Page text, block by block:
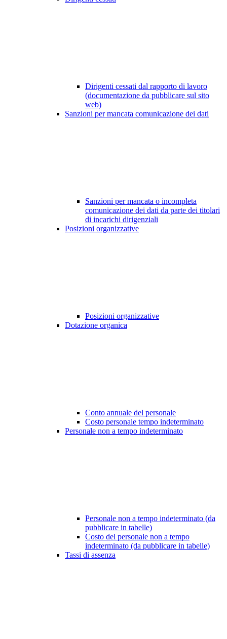
Dirigenti cessati dal rapporto di lavoro
(documentazione da pubblicare sul sito
web)
Sanzioni per mancata comunicazione dei dati
Sanzioni per mancata o incompleta
comunicazione dei dati da parte dei titolari
di incarichi dirigenziali
Posizioni organizzative
Posizioni organizzative
Dotazione organica
Conto annuale del personale
Costo personale tempo indeterminato
Personale non a tempo indeterminato
Personale non a tempo indeterminato (da
pubblicare in tabelle)
Costo del personale non a tempo
indeterminato (da pubblicare in tabelle)
Tassi di assenza